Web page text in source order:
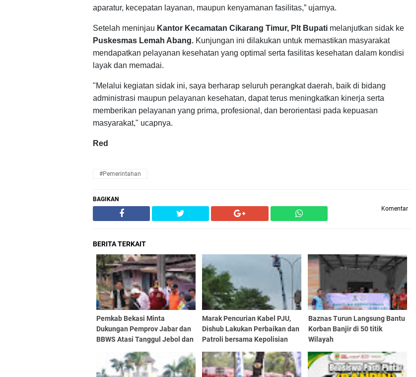
aparatur, kecepatan layanan, maupun kenyamanan fasilitas,” ujarnya.
Setelah meninjau Kantor Kecamatan Cikarang Timur, Plt Bupati melanjutkan sidak ke
Puskesmas Lemah Abang. Kunjungan ini dilakukan untuk memastikan masyarakat
mendapatkan pelayanan kesehatan yang optimal serta fasilitas kesehatan dalam kondisi
layak dan memadai.
"Melalui kegiatan sidak ini, saya berharap seluruh perangkat daerah, baik di bidang
administrasi maupun pelayanan kesehatan, dapat terus meningkatkan kinerja serta
memberikan pelayanan yang prima, profesional, dan berorientasi pada kepuasan
masyarakat," ucapnya.
Red
#Pemerintahan
BAGIKAN
Komentar
BERITA TERKAIT
Pemkab Bekasi Minta
Dukungan Pemprov Jabar dan
BBWS Atasi Tanggul Jebol dan
Marak Pencurian Kabel PJU,
Dishub Lakukan Perbaikan dan
Patroli bersama Kepolisian
Baznas Turun Langsung Bantu
Korban Banjir di 50 titik
Wilayah